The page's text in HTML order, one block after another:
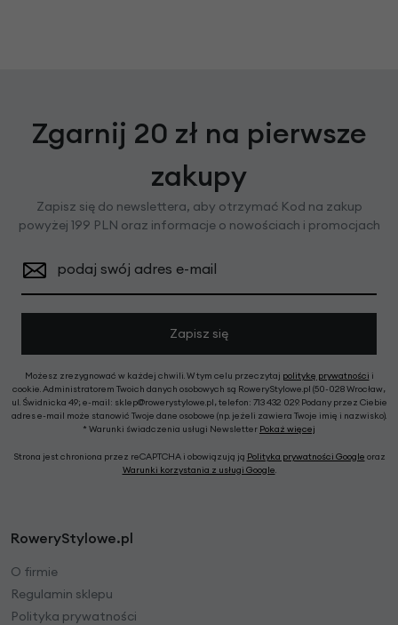
Zgarnij 20 zł na pierwsze
zakupy
Zapisz się do newslettera, aby otrzymać Kod na zakup
powyżej 199 PLN oraz informacje o nowościach i promocjach
podaj swój adres e-mail
Zapisz się
Możesz zrezygnować w każdej chwili. W tym celu przeczytaj politykę prywatności i
cookie. Administratorem Twoich danych osobowych są RoweryStylowe.pl (50-028 Wrocław,
ul. Świdnicka 49; e-mail: sklep@rowerystylowe.pl, telefon: 713 432 029. Podany przez Ciebie
adres e-mail może stanowić Twoje dane osobowe (np. jeżeli zawiera Twoje imię i nazwisko).
* Warunki świadczenia usługi Newsletter Pokaż więcej
Strona jest chroniona przez reCAPTCHA i obowiązują ją Polityka prywatności Google oraz
Warunki korzystania z usługi Google.
RoweryStylowe.pl
O firmie
Regulamin sklepu
Polityka prywatności